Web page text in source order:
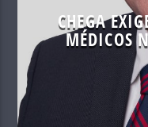
CHEGA
MÉDICOS